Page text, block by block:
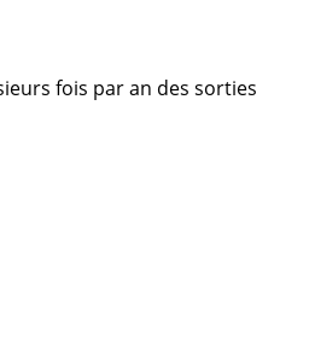
fois par an des sorties